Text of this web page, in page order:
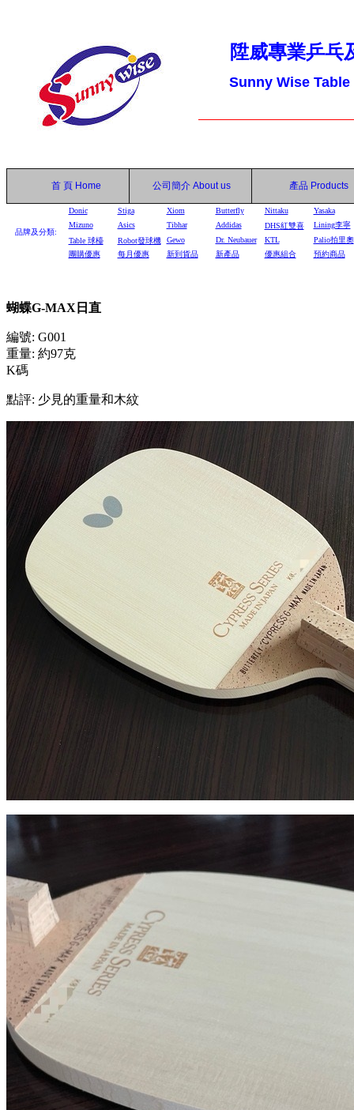
陞威專業乒乓
Sunny Wise
首 頁 Home 公司簡介 About us 產品 Products
品牌及分類:
Donic Stiga Xiom Butterfly Nittaku
Yasaka
Mizuno
Asics Tibhar Addidas DHS紅雙喜
Lining李寧
Table 球檯 Robot發球機 Gewo Dr. Neubauer KTL
Palio拍里奧
團購優惠
每月優惠 新到貨品 新產品 優惠組合 預約商品
蝴蝶G-MAX日直
編號: G001
重量: 約97克
K碼
點評: 少見的重量和木紋